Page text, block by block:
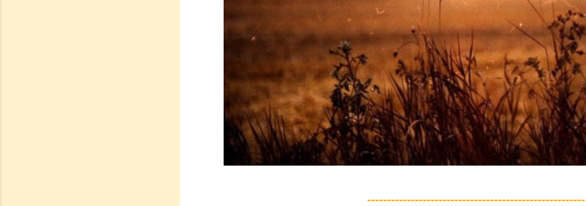
-------------------------------------------------------